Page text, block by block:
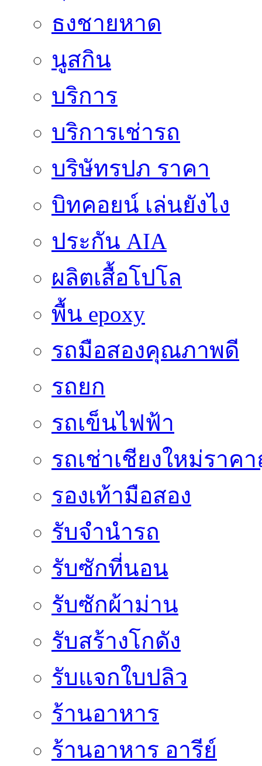
ธงชายหาด
นูสกิน
บริการ
บริการเช่ารถ
บริษัทรปภ ราคา
บิทคอยน์ เล่นยังไง
ประกัน AIA
ผลิตเสื้อโปโล
พื้น epoxy
รถมือสองคุณภาพดี
รถยก
รถเข็นไฟฟ้า
รถเช่าเชียงใหม่ราค
รองเท้ามือสอง
รับจำนำรถ
รับซักที่นอน
รับซักผ้าม่าน
รับสร้างโกดัง
รับแจกใบปลิว
ร้านอาหาร
ร้านอาหาร อารีย์